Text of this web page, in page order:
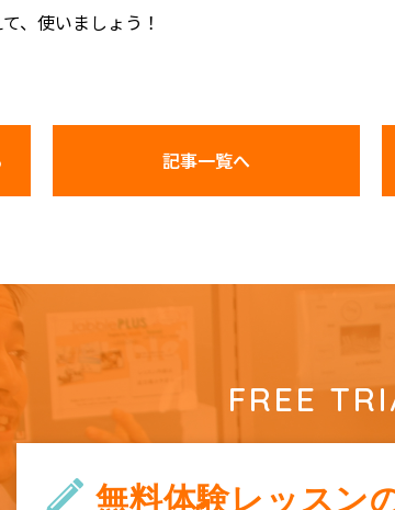
、使いましょう！
記事一覧へ
FREE
無料体験レッスン